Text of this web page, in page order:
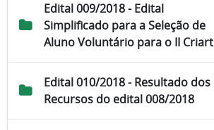
Edital 009/2018 - Edital
Simplificado para a Seleção de
Aluno Voluntário para o II Criart
Edital 010/2018 - Resultado dos
Recursos do edital 008/2018